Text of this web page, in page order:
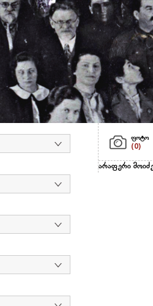
ფოტო
(0)
არაფერი